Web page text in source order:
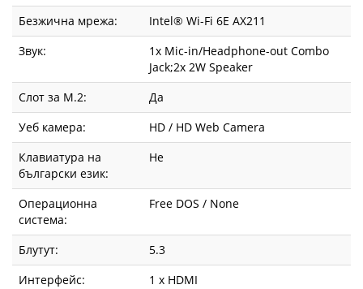
Безжична мрежа:
Intel® Wi-Fi 6E AX211
Звук:
1x Mic-in/Headphone-out Combo
Jack;2x 2W Speaker
Слот за М.2:
Да
Уеб камера:
HD / HD Web Camera
Клавиатура на
български език:
Не
Операционна
система:
Free DOS / None
Блутут:
5.3
Интерфейс:
1 x HDMI